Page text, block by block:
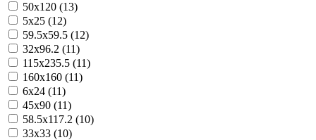
50x120 (13)
5x25 (12)
59.5x59.5 (12)
32x96.2 (11)
115x235.5 (11)
160x160 (11)
6x24 (11)
45x90 (11)
58.5x117.2 (10)
33x33 (10)